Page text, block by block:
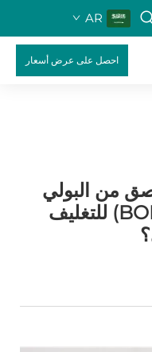
AR
احصل على عرض أسعار
من البولي
بروبيلين الموجه (BOPP) للتغليف